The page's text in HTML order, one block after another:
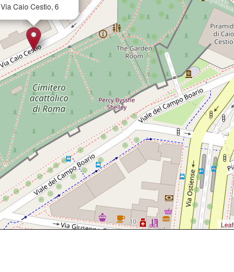
Via Caio Cestio, 6